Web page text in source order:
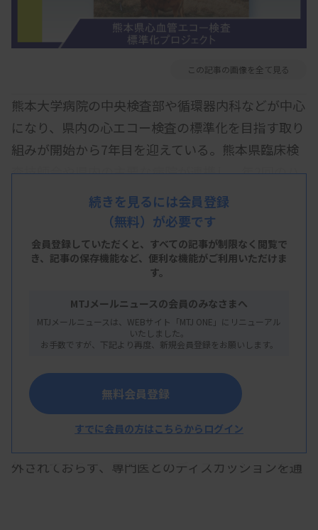
この記事の画像を全て見る
熊本大学病院の中央検査部や循環器内科などが中心
になり、県内の心エコー検査の標準化を目指す取り
組みが開始から7年目を迎えている。熊本県臨床検
査技師会や県内の主要な病院が連携し、年2回のハ
ンズオンセミナーや毎月のウェブ研修会を開く。時
には他県の循環器内科医らがボランティアで参加
し、臨床検査技師にアドバイスを送る。今後活動範
囲を九州全域に広げていきたい考えで、全国からの
どのトレースラインを選びますか―。心内膜の輪郭
ぶ。ウェブ研修会で実際に出題された症例問題の一
つだ。輪郭から肉柱を除外するルールだが、実際に
は微妙な判断を求められることが少なくない。この
外されておらず、専門医とのディスカッションを通
続きを見るには会員登録
（無料）が必要です
会員登録していただくと、すべての記事が制限なく閲覧で
き、 記事の保存機能など、便利な機能がご利用いただけま
す。
MTJメールニュースの会員のみなさまへ
MTJメールニュースは、WEBサイト「MTJ ONE」にリニューアル
いたしました。
お手数ですが、下記より再度、新規会員登録をお願いします。
無料会員登録
すでに会員の方はこちらからログイン